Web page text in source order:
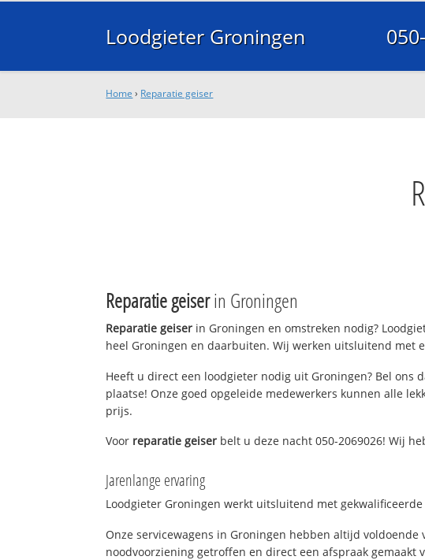
Loodgieter Groningen
Home › Reparatie geiser
Reparatie geiserin Groningen
Reparatie geiser in Groningen en omstreken nodig?
heel Groningen en daarbuiten. Wij werken uitsluitend met
Heeft u direct een loodgieter nodig uit Groningen? Bel
plaatse! Onze goed opgeleide medewerkers kunnen alle
prijs.
Voor reparatie geiser belt u deze nacht 050-2069026! Wij
Jarenlange ervaring
Loodgieter Groningen werkt uitsluitend met
Onze servicewagens in Groningen hebben altijd
noodvoorziening getroffen en direct een afspraak gemaakt